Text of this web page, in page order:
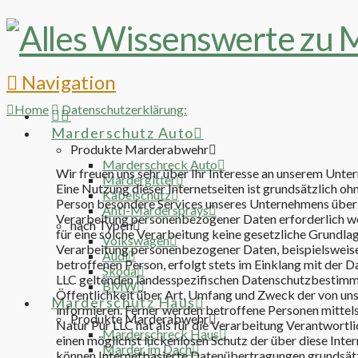
Navigation
Marderschutz Auto
Produkte Marderabwehr
Marderschreck Auto
Mardergitter
Kabelschutz
Anti-Mardersprays
nach Typen
Volkswagen
Audi
Skoda
BMW
Marderschutz Haus
Produkte Marderabwehr
Marderschreck Haus
Marder im Dach
Home Datenschutzerklärung:
Wir freuen uns sehr über Ihr Interesse an unserem
Eine Nutzung dieser Internetseiten ist grundsätzlich
Person besondere Services unseres Unternehmens
Verarbeitung personenbezogener Daten erforderlich
für eine solche Verarbeitung keine gesetzliche
Verarbeitung personenbezogener Daten,
betroffenen Person, erfolgt stets im Einklang mit der
LLC geltenden landesspezifischen
Öffentlichkeit über Art, Umfang und Zweck der von
informieren. Ferner werden betroffene Personen
Natur Pur LLC hat als für die Verarbeitung
einen möglichst lückenlosen Schutz der über diese